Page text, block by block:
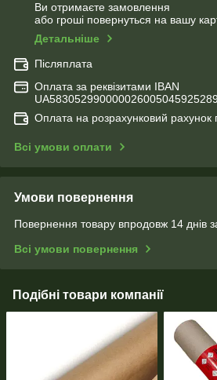
Ви отримаєте замовлення
або гроші повернуться на вашу
Детальніше
Післяплата
Оплата за реквізитами IBAN
UA583052990000026005045925289
Оплата на розрахунковий рахунок
Всі умови оплати
Умови повернення
Повернення товару впродовж 14 днів
Всі умови повернення
Подібні товари компанії